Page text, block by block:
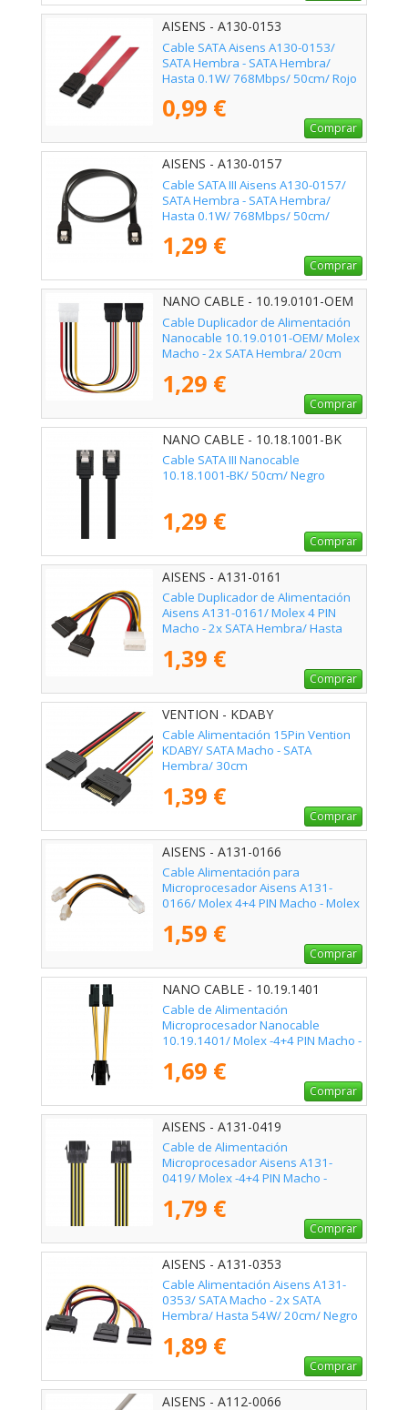
AISENS - A130-0153
Cable SATA Aisens A130-0153/
SATA Hembra - SATA Hembra/
Hasta 0.1W/ 768Mbps/ 50cm/ Rojo
0,99 €
Comprar
AISENS - A130-0157
Cable SATA III Aisens A130-0157/
SATA Hembra - SATA Hembra/
Hasta 0.1W/ 768Mbps/ 50cm/
1,29 €
Comprar
NANO CABLE - 10.19.0101-OEM
Cable Duplicador de Alimentación
Nanocable 10.19.0101-OEM/ Molex
Macho - 2x SATA Hembra/ 20cm
1,29 €
Comprar
NANO CABLE - 10.18.1001-BK
Cable SATA III Nanocable
10.18.1001-BK/ 50cm/ Negro
1,29 €
Comprar
AISENS - A131-0161
Cable Duplicador de Alimentación
Aisens A131-0161/ Molex 4 PIN
Macho - 2x SATA Hembra/ Hasta
1,39 €
Comprar
VENTION - KDABY
Cable Alimentación 15Pin Vention
KDABY/ SATA Macho - SATA
Hembra/ 30cm
1,39 €
Comprar
AISENS - A131-0166
Cable Alimentación para
Microprocesador Aisens A131-
0166/ Molex 4+4 PIN Macho - Molex
1,59 €
Comprar
NANO CABLE - 10.19.1401
Cable de Alimentación
Microprocesador Nanocable
10.19.1401/ Molex -4+4 PIN Macho -
1,69 €
Comprar
AISENS - A131-0419
Cable de Alimentación
Microprocesador Aisens A131-
0419/ Molex -4+4 PIN Macho -
1,79 €
Comprar
AISENS - A131-0353
Cable Alimentación Aisens A131-
0353/ SATA Macho - 2x SATA
Hembra/ Hasta 54W/ 20cm/ Negro
1,89 €
Comprar
AISENS - A112-0066